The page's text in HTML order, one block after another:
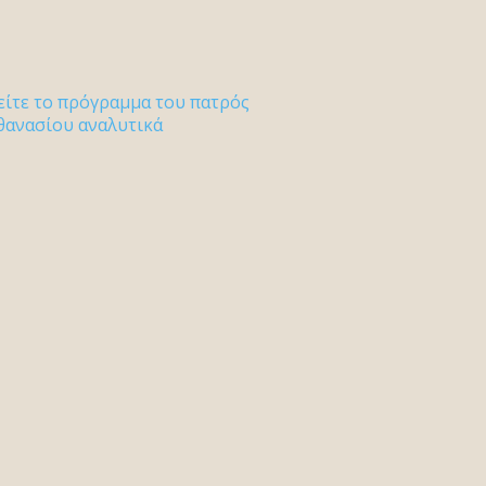
το πρόγραμμα του πατρός
αναλυτικά